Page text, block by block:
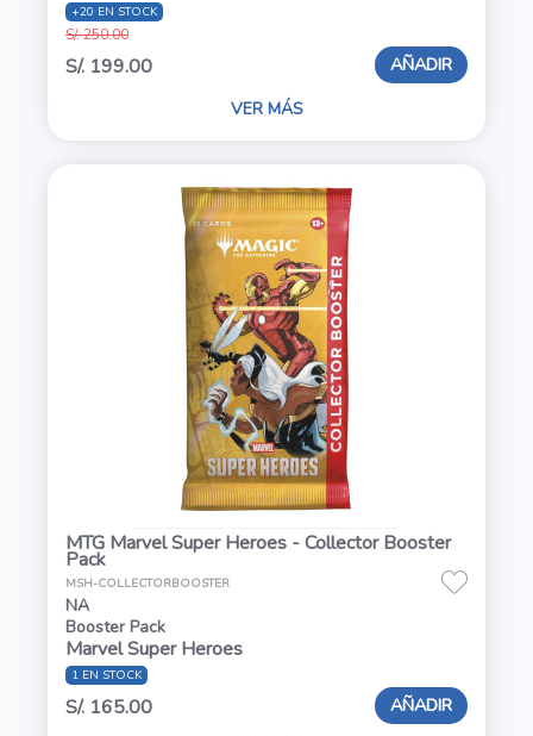
+20 EN STOCK
S/. 250.00
S/. 199.00 AÑADIR
VER MÁS
MTG Marvel Super Heroes - Collector Booster
Pack
MSH-COLLECTORBOOSTER
NA
Booster Pack
Marvel Super Heroes
1 EN STOCK
S/. 165.00 AÑADIR